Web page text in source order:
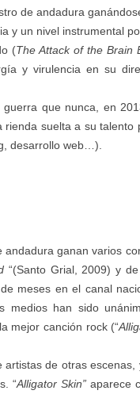
de andadura
y un nivel instrumental
(The Attack of the Brain
y virulencia en su
que nunca, en
rienda suelta a su
desarrollo web…).
andadura ganan varios
“(Santo Grial, 2009) y
meses en el canal
medios han sido
mejor canción rock (“
artistas de otras
“Alligator Skin”aparece